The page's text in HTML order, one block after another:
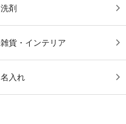
洗剤
雑貨・インテリア
名入れ